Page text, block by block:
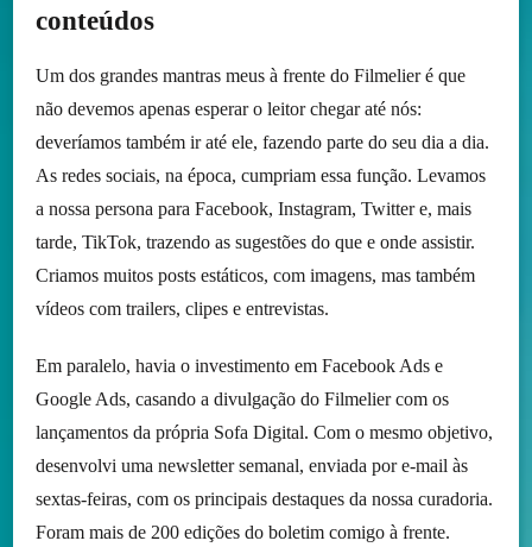
conteúdos
Um dos grandes mantras meus à frente do Filmelier é que
não devemos apenas esperar o leitor chegar até nós:
deveríamos também ir até ele, fazendo parte do seu dia a dia.
As redes sociais, na época, cumpriam essa função. Levamos
a nossa persona para Facebook, Instagram, Twitter e, mais
tarde, TikTok, trazendo as sugestões do que e onde assistir.
Criamos muitos posts estáticos, com imagens, mas também
vídeos com trailers, clipes e entrevistas.
Em paralelo, havia o investimento em Facebook Ads e
Google Ads, casando a divulgação do Filmelier com os
lançamentos da própria Sofa Digital. Com o mesmo objetivo,
desenvolvi uma newsletter semanal, enviada por e-mail às
sextas-feiras, com os principais destaques da nossa curadoria.
Foram mais de 200 edições do boletim comigo à frente.